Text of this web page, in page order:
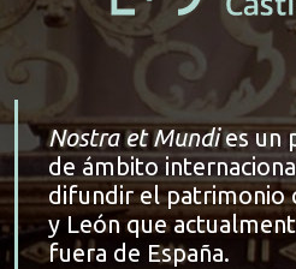
Nostra et Mundies un
de ámbito
difundir el patrimonio
y León que
fuera de España.